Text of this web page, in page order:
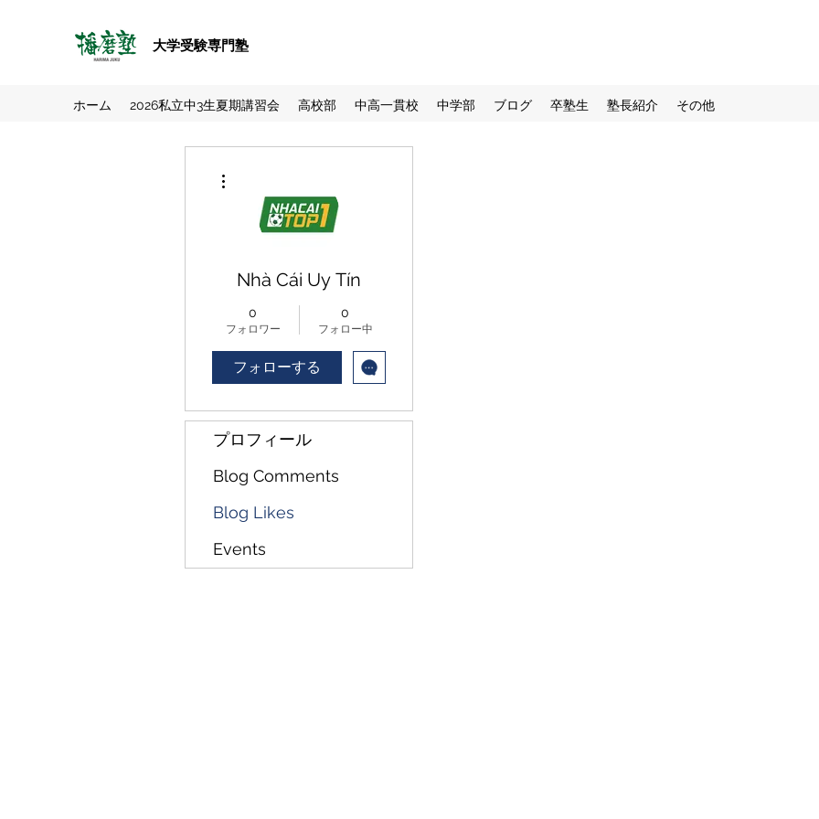
大学受験専門塾
ホーム 2026私立中3生夏期講習会 高校部 中高一貫校 中学部 ブログ 卒塾生 塾長紹介 その他
Nhà Cái Uy Tín
0
フォロワー
0
フォロー中
フォローする
プロフィール
Blog Comments
Blog Likes
Events